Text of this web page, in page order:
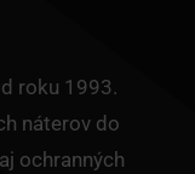
roku 1993.
náterov do
ochranných